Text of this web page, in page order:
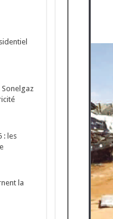
Sonelgaz
: les
la